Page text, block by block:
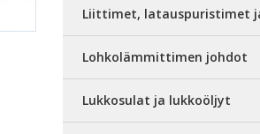
Liittimet, latauspuristimet
Lohkolämmittimen johdot
Lukkosulat ja lukkoöljyt